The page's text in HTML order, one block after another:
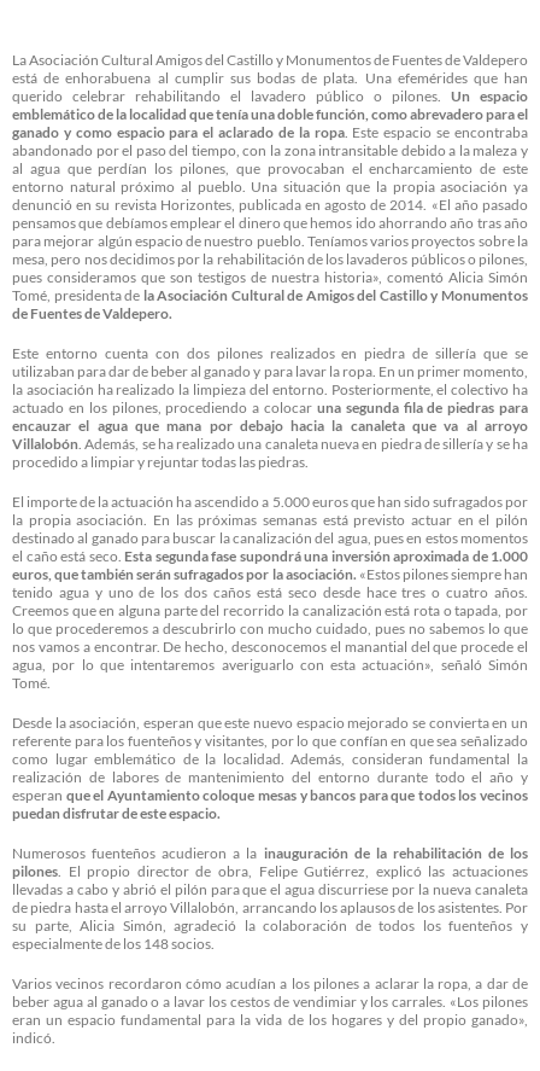
La Asociación Cultural Amigos del Castillo y Monumentos de Fuentes de Valdepero
está de enhorabuena al cumplir sus bodas de plata. Una efemérides que han
querido celebrar rehabilitando el lavadero público o pilones. Un espacio
emblemático de la localidad que tenía una doble función, como abrevadero para el
ganado y como espacio para el aclarado de la ropa. Este espacio se encontraba
abandonado por el paso del tiempo, con la zona intransitable debido a la maleza y
al agua que perdían los pilones, que provocaban el encharcamiento de este
entorno natural próximo al pueblo. Una situación que la propia asociación ya
denunció en su revista Horizontes, publicada en agosto de 2014. «El año pasado
pensamos que debíamos emplear el dinero que hemos ido ahorrando año tras año
para mejorar algún espacio de nuestro pueblo. Teníamos varios proyectos sobre la
mesa, pero nos decidimos por la rehabilitación de los lavaderos públicos o pilones,
pues consideramos que son testigos de nuestra historia», comentó Alicia Simón
Tomé, presidenta de la Asociación Cultural de Amigos del Castillo y Monumentos
de Fuentes de Valdepero.
Este entorno cuenta con dos pilones realizados en piedra de sillería que se
utilizaban para dar de beber al ganado y para lavar la ropa. En un primer momento,
la asociación ha realizado la limpieza del entorno. Posteriormente, el colectivo ha
actuado en los pilones, procediendo a colocar una segunda fila de piedras para
encauzar el agua que mana por debajo hacia la canaleta que va al arroyo
Villalobón . Además, se ha realizado una canaleta nueva en piedra de sillería y se ha
procedido a limpiar y rejuntar todas las piedras.
El importe de la actuación ha ascendido a 5.000 euros que han sido sufragados por
la propia asociación. En las próximas semanas está previsto actuar en el pilón
destinado al ganado para buscar la canalización del agua, pues en estos momentos
el caño está seco. Esta segunda fase supondrá una inversión aproximada de 1.000
euros, que también serán sufragados por la asociación. «Estos pilones siempre han
tenido agua y uno de los dos caños está seco desde hace tres o cuatro años.
Creemos que en alguna parte del recorrido la canalización está rota o tapada, por
lo que procederemos a descubrirlo con mucho cuidado, pues no sabemos lo que
nos vamos a encontrar. De hecho, desconocemos el manantial del que procede el
agua, por lo que intentaremos averiguarlo con esta actuación», señaló Simón
Tomé.
Desde la asociación, esperan que este nuevo espacio mejorado se convierta en un
referente para los fuenteños y visitantes, por lo que confían en que sea señalizado
como lugar emblemático de la localidad. Además, consideran fundamental la
realización de labores de mantenimiento del entorno durante todo el año y
esperan que el Ayuntamiento coloque mesas y bancos para que todos los vecinos
puedan disfrutar de este espacio.
Numerosos fuenteños acudieron a la inauguración de la rehabilitación de los
pilones . El propio director de obra, Felipe Gutiérrez, explicó las actuaciones
llevadas a cabo y abrió el pilón para que el agua discurriese por la nueva canaleta
de piedra hasta el arroyo Villalobón, arrancando los aplausos de los asistentes. Por
su parte, Alicia Simón, agradeció la colaboración de todos los fuenteños y
especialmente de los 148 socios.
Varios vecinos recordaron cómo acudían a los pilones a aclarar la ropa, a dar de
beber agua al ganado o a lavar los cestos de vendimiar y los carrales. «Los pilones
eran un espacio fundamental para la vida de los hogares y del propio ganado»,
indicó.